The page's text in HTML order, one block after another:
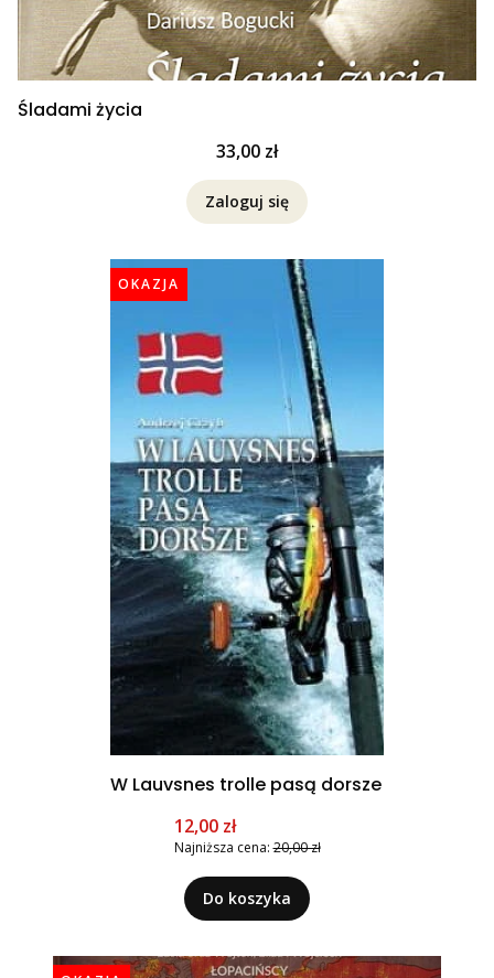
Śladami życia
Cena
33,00 zł
Zaloguj się
OKAZJA
W Lauvsnes trolle pasą dorsze
Cena promocyjna
12,00 zł
Najniższa cena: 20,00 zł
Do koszyka